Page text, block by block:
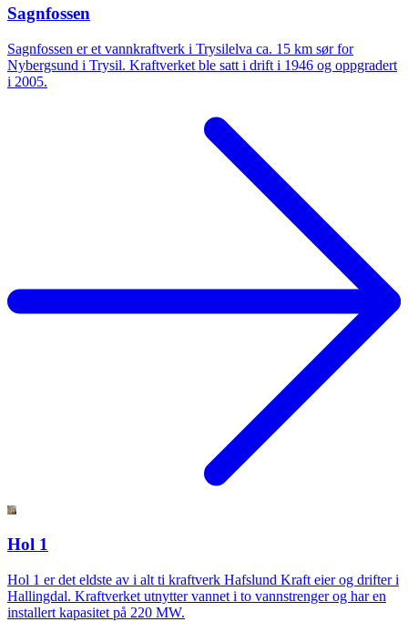
Sagnfossen
Sagnfossen er et vannkraftverk i Trysilelva ca. 15 km sør for
Nybergsund i Trysil. Kraftverket ble satt i drift i 1946 og oppgradert
i 2005.
Hol 1
Hol 1 er det eldste av i alt ti kraftverk Hafslund Kraft eier og drifter i
Hallingdal. Kraftverket utnytter vannet i to vannstrenger og har en
installert kapasitet på 220 MW.